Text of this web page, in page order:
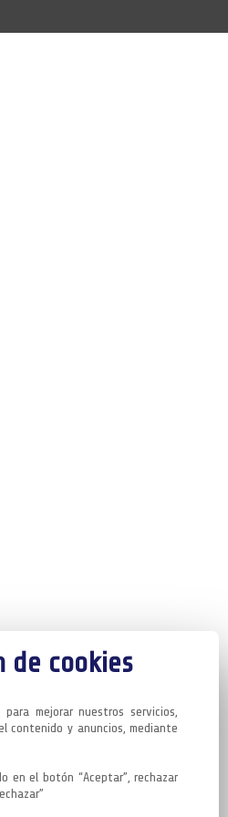
de cookies
mejorar nuestros servicios,
contenido y anuncios, mediante
en el botón “Aceptar”, rechazar